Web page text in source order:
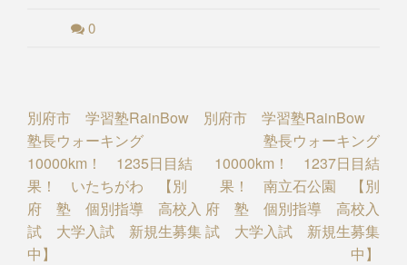
0
Post
navigation
別府市 学習塾RainBow
塾長ウォーキング
10000km！ 1235日目結
果！ いたちがわ 【別
府 塾 個別指導 高校入
試 大学入試 新規生募集
中】
別府市 学習塾RainBow
塾長ウォーキング
10000km！ 1237日目結
果！ 南立石公園 【別
府 塾 個別指導 高校入
試 大学入試 新規生募集
中】